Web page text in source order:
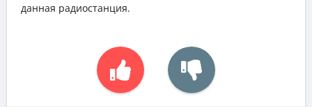
данная радиостанция.